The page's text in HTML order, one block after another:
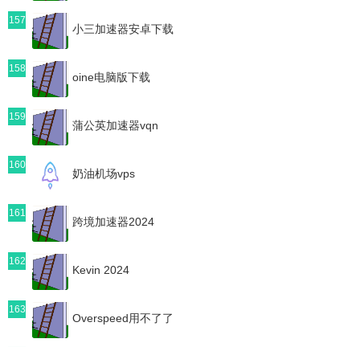
157
小三加速器安卓下载
158
oine电脑版下载
159
蒲公英加速器vqn
160
奶油机场vps
161
跨境加速器2024
162
Kevin 2024
163
Overspeed用不了了